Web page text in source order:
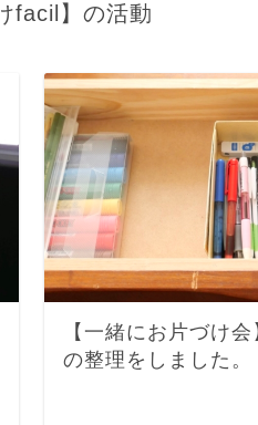
facil】の活動
【一緒にお片づけ
の整理をしました。